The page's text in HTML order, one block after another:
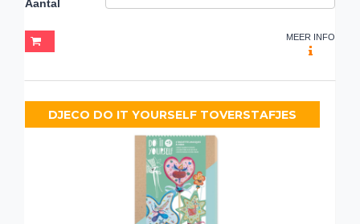
Aantal
MEER INFO
DJECO DO IT YOURSELF TOVERSTAFJES